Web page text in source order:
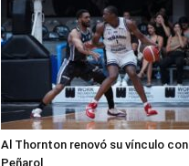
Al Thornton renovó su vínculo con
Peñarol